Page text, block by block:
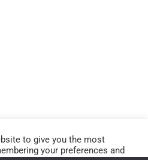
Stripe MasterCardCash
to give you the most
your preferences and